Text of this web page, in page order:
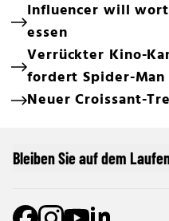
Influencer will
essen
Verrückter Kino-
fordert Spider-Man
Neuer Croissant-
Bleiben Sie auf dem